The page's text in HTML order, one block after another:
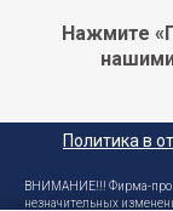
Нажмите
Политика в
ВНИМАНИЕ!!! Фирма-
незначительных